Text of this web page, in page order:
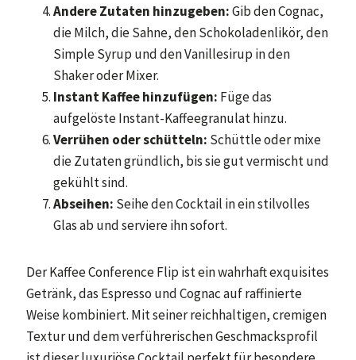
Andere Zutaten hinzugeben:Gib den Cognac,
die Milch, die Sahne, den Schokoladenlikör, den
Simple Syrup und den Vanillesirup in den
Shaker oder Mixer.
Instant Kaffee hinzufügen: Füge das
aufgelöste Instant-Kaffeegranulat hinzu.
Verrühen oder schütteln: Schüttle oder mixe
die Zutaten gründlich, bis sie gut vermischt und
gekühlt sind.
Abseihen: Seihe den Cocktail in ein stilvolles
Glas ab und serviere ihn sofort.
Der Kaffee Conference Flip ist ein wahrhaft exquisites
Getränk, das Espresso und Cognac auf raffinierte
Weise kombiniert. Mit seiner reichhaltigen, cremigen
Textur und dem verführerischen Geschmacksprofil